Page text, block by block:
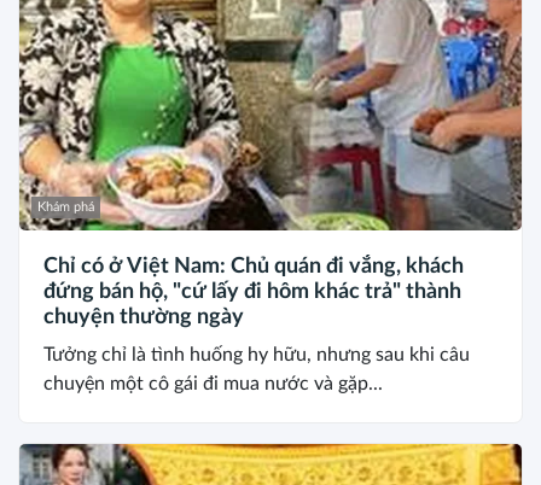
Khám phá
Chỉ có ở Việt Nam: Chủ quán đi vắng, khách
đứng bán hộ, "cứ lấy đi hôm khác trả" thành
chuyện thường ngày
Tưởng chỉ là tình huống hy hữu, nhưng sau khi câu
chuyện một cô gái đi mua nước và gặp...